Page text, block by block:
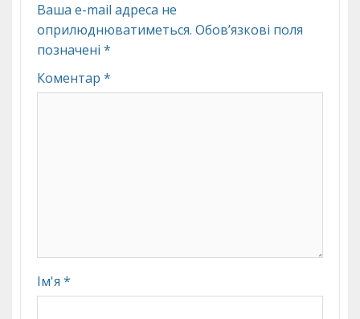
Ваша e-mail адреса не
оприлюднюватиметься. Обов’язкові поля
позначені *
Коментар *
Ім'я *